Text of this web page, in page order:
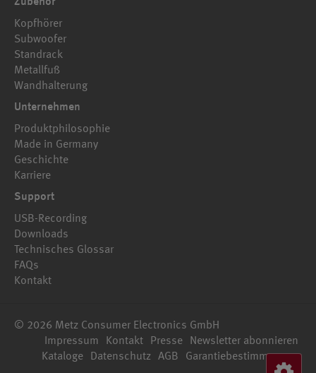
Kopfhörer
Subwoofer
Standrack
Metallfuß
Wandhalterung
Unternehmen
Produktphilosophie
Made in Germany
Geschichte
Karriere
Support
USB-Recording
Downloads
Technisches Glossar
FAQs
Kontakt
© 2026 Metz Consumer Electronics GmbH
Impressum
Kontakt Presse
Newsletter abonnieren
Kataloge
Datenschutz AGB Garantiebestimmungen